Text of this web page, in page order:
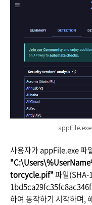
사용자가 appFile.exe 파
torcycle.pif"파일(SHA-
하여 동작하기 시작하며,